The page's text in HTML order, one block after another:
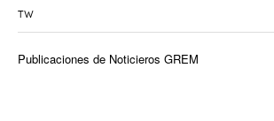
TW
Publicaciones de Noticieros GREM